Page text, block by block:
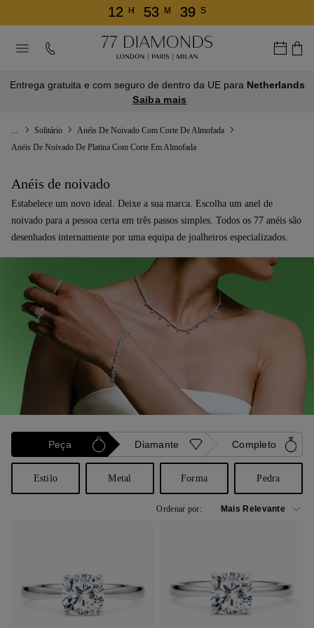
12 H 53 M 39 S
Entrega gratuita e com seguro de dentro da UE para Netherlands
Saiba mais
Solitário
Anéis De Noivado Com Corte De Almofada
Anéis De Noivado De Platina Com Corte Em Almofada
Anéis de noivado
Estabelece um novo ideal. Deixe a sua marca. Escolha um anel de
noivado para a pessoa certa em três passos simples. Todos os 77 anéis são
desenhados internamente por uma equipa de joalheiros especializados.
Peça Diamante Completo
Estilo Metal Forma Pedra
Ordenar por: